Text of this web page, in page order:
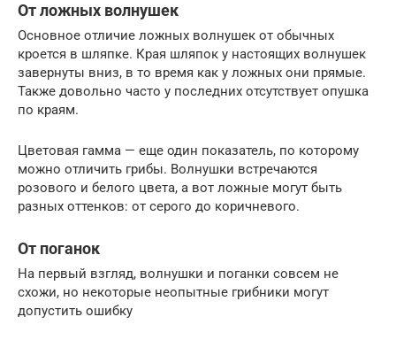
От ложных волнушек
Основное отличие ложных волнушек от обычных
кроется в шляпке. Края шляпок у настоящих волнушек
завернуты вниз, в то время как у ложных они прямые.
Также довольно часто у последних отсутствует опушка
по краям.
Цветовая гамма — еще один показатель, по которому
можно отличить грибы. Волнушки встречаются
розового и белого цвета, а вот ложные могут быть
разных оттенков: от серого до коричневого.
От поганок
На первый взгляд, волнушки и поганки совсем не
схожи, но некоторые неопытные грибники могут
допустить ошибку